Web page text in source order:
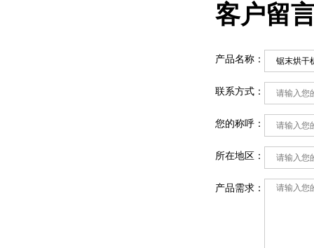
客户留
产品名称：
联系方式：
您的称呼：
所在地区：
产品需求：